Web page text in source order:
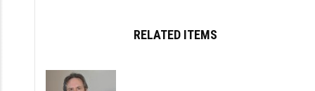
RELATED ITEMS